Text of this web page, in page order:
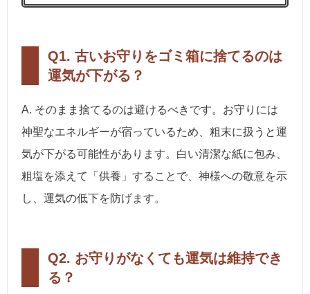
Q1. 古いお守りをゴミ箱に捨てるのは
運気が下がる？
A. そのまま捨てるのは避けるべきです。お守りには
神聖なエネルギーが宿っているため、粗末に扱うと運
気が下がる可能性があります。白い清潔な紙に包み、
粗塩を添えて「供養」することで、神様への敬意を示
し、運気の低下を防げます。
Q2. お守りがなくても運気は維持でき
る？